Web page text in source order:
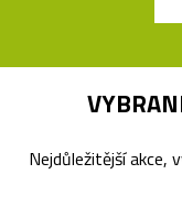
Nejdůležitější akce,